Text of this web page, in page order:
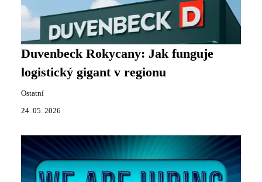
Duvenbeck Rokycany: Jak funguje
logistický gigant v regionu
Ostatní
24. 05. 2026